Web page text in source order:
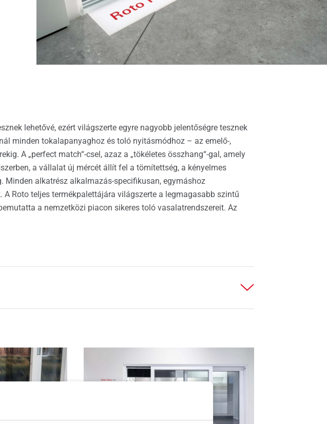
lehetővé, ezért világszerte egyre nagyobb jelentőségre tesznek
minden tokalapanyaghoz és toló nyitásmódhoz – az emelő-,
A „perfect match“-csel, azaz a „tökéletes összhang“-gal, amely
a vállalat új mércét állít fel a tömítettség, a kényelmes
Minden alkatrész alkalmazás-specifikusan, egymáshoz
Roto teljes termékpalettájára világszerte a legmagasabb szintű
a nemzetközi piacon sikeres toló vasalatrendszereit. Az